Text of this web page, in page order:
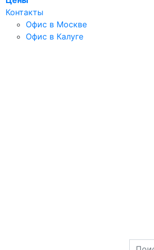
Контакты
Офис в Москве
Офис в Калуге